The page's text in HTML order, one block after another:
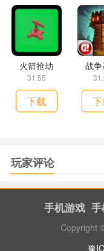
火箭抢劫
31.55
下载
战
玩家评论
手机游戏 手
Copyright
豫